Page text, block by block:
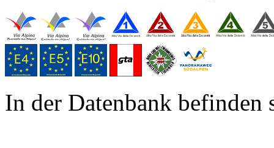
In der Datenbank befinden